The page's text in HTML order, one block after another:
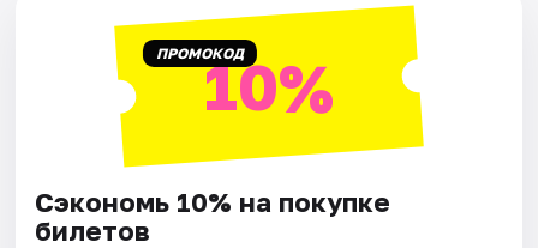
ПРОМОКОД10%
Сэкономь 10% на покупке
билетов